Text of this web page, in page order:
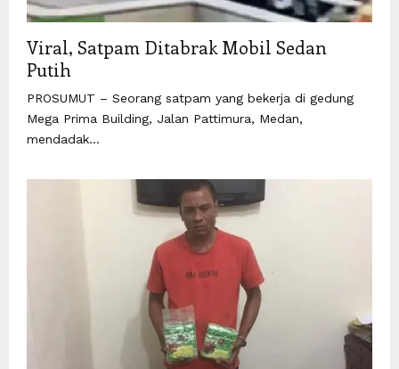
Viral, Satpam Ditabrak Mobil Sedan
Putih
PROSUMUT – Seorang satpam yang bekerja di gedung
Mega Prima Building, Jalan Pattimura, Medan,
mendadak...